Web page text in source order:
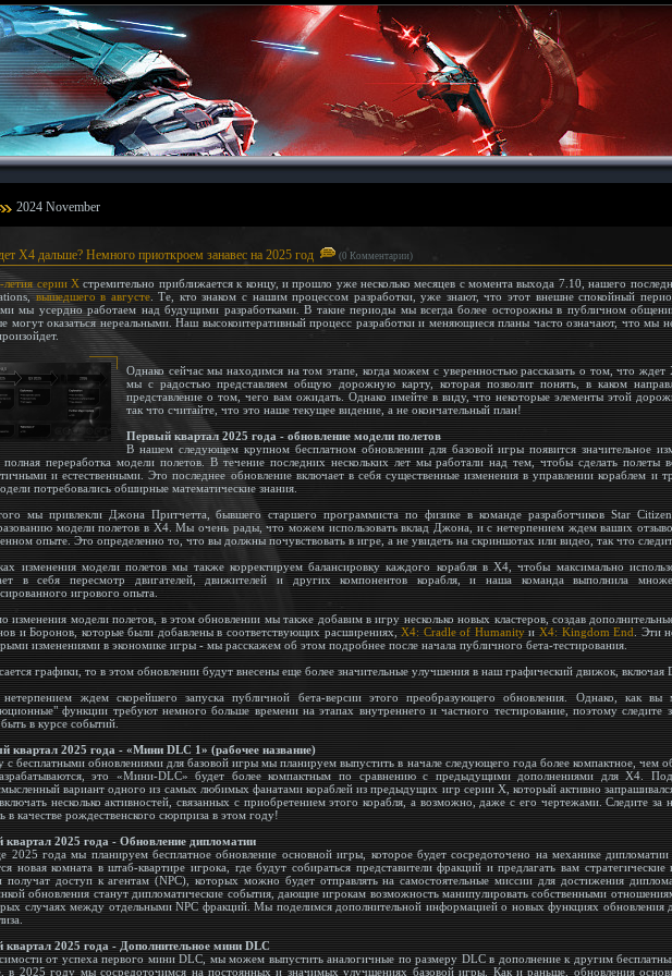
2024 November
X4 дальше? Немного приоткроем занавес на 2025 год (0 Комментарии)
летия серии X стремительно приближается к концу, и прошло уже несколько месяцев с момента выхода 7.10, нашего
вышедшего в августе. Те, кто знаком с нашим процессом разработки, уже знают, что этот внешне спокойный
мы усердно работаем над будущими разработками. В такие периоды мы всегда более осторожны в публичном
могут оказаться нереальными. Наш высокоитеративный процесс разработки и меняющиеся планы часто означают, что мы
Однако сейчас мы находимся на том этапе, когда можем с уверенностью рассказать о том, что
мы с радостью представляем общую дорожную карту, которая позволит понять, в каком
представление о том, чего вам ожидать. Однако имейте в виду, что некоторые элементы этой
так что считайте, что это наше текущее видение, а не окончательный план!
Первый квартал 2025 года - обновление модели полетов
В нашем следующем крупном бесплатном обновлении для базовой игры появится значительное
полная переработка модели полетов. В течение последних нескольких лет мы работали над тем, чтобы сделать полеты
и естественными. Это последнее обновление включает в себя существенные изменения в управлении кораблем и
потребовались обширные математические знания.
мы привлекли Джона Притчетта, бывшего старшего программиста по физике в команде разработчиков Star
модели полетов в X4. Мы очень рады, что можем использовать вклад Джона, и с нетерпением ждем ваших
опыте. Это определенно то, что вы должны почувствовать в игре, а не увидеть на скриншотах или видео, так что
изменения модели полетов мы также корректируем балансировку каждого корабля в X4, чтобы максимально
в себя пересмотр двигателей, движителей и других компонентов корабля, и наша команда выполнила
игрового опыта.
изменения модели полетов, в этом обновлении мы также добавим в игру несколько новых кластеров, создав
и Боронов, которые были добавлены в соответствующих расширениях,X4: Cradle of HumanityиX4: Kingdom End . Эти
изменениями в экономике игры - мы расскажем об этом подробнее после начала публичного бета-тестирования.
графики, то в этом обновлении будут внесены еще более значительные улучшения в наш графический движок, включая
ждем скорейшего запуска публичной бета-версии этого преобразующего обновления. Однако, как вы
функции требуют немного больше времени на этапах внутреннего и частного тестирование, поэтому следите
в курсе событий.
квартал 2025 года - «Мини DLC 1» (рабочее название)
с бесплатными обновлениями для базовой игры мы планируем выпустить в начале следующего года более компактное, чем
это «Мини-DLC» будет более компактным по сравнению с предыдущими дополнениями для X4.
вариант одного из самых любимых фанатами кораблей из предыдущих игр серии X, который активно
несколько активностей, связанных с приобретением этого корабля, а возможно, даже с его чертежами. Следите
в качестве рождественского сюрприза в этом году!
квартал 2025 года - Обновление дипломатии
2025 года мы планируем бесплатное обновление основной игры, которое будет сосредоточено на механике
новая комната в штаб-квартире игрока, где будут собираться представители фракций и предлагать вам
получат доступ к агентам (NPC), которых можно будет отправлять на самостоятельные миссии для достижения
обновления станут дипломатические события, дающие игрокам возможность манипулировать собственными
случаях между отдельными NPC фракций. Мы поделимся дополнительной информацией о новых функциях обновления
квартал 2025 года - Дополнительное мини DLC
от успеха первого мини DLC, мы можем выпустить аналогичные по размеру DLC в дополнение к другим
в 2025 году мы сосредоточимся на постоянных и значимых улучшениях базовой игры. Как и раньше, обновления